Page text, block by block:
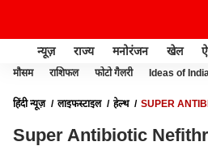
न्यूज़ राज्य मनोरंजन खेल
मौसम राशिफल फोटो गैलरी Ideas of
हिंदी न्यूज़ लाइफस्टाइल हेल्थ
SUPER
Super Antibiotic